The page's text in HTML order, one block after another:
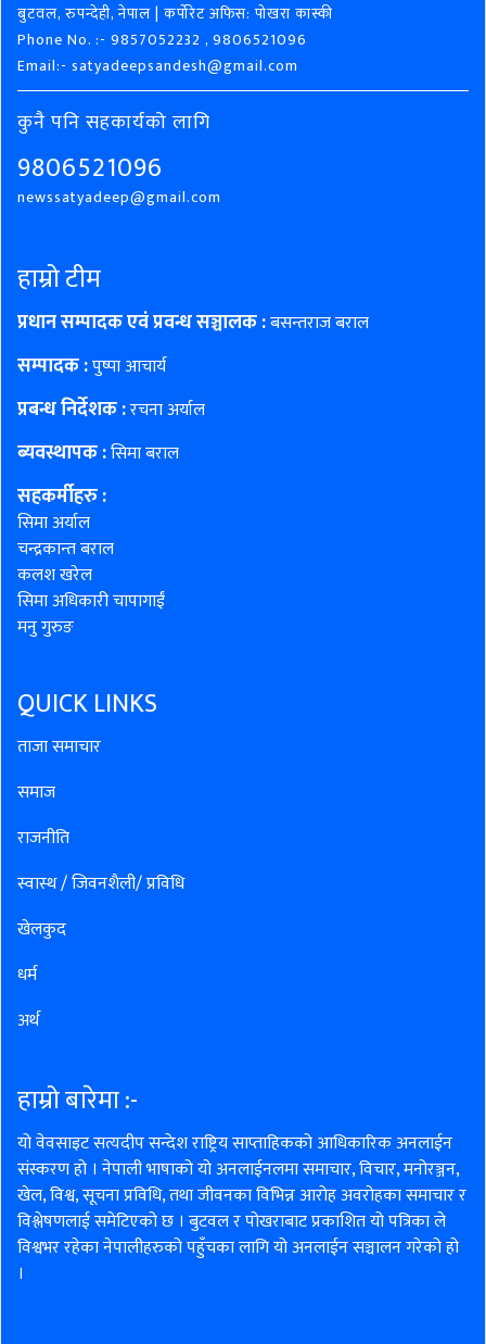
बुटवल, रुपन्देही, नेपाल | कर्पोरेट अफिस: पोखरा कास्की
Phone No. :- 9857052232 , 9806521096
Email:- satyadeepsandesh@gmail.com
कुनै पनि सहकार्यको लागि
9806521096
newssatyadeep@gmail.com
हाम्रो टीम
प्रधान सम्पादक एवं प्रवन्ध सञ्चालक :बसन्तराज बराल
सम्पादक :पुष्पा आचार्य
प्रबन्ध निर्देशक :रचना अर्याल
ब्यवस्थापक :सिमा बराल
सहकर्मीहरु:
सिमा अर्याल
चन्द्रकान्त बराल
कलश खरेल
सिमा अधिकारी चापागाईं
मनु गुरुङ
QUICK LINKS
ताजा समाचार
समाज
राजनीति
स्वास्थ / जिवनशैली/ प्रविधि
खेलकुद
धर्म
अर्थ
हाम्रो बारेमा :-
यो वेवसाइट सत्यदीप सन्देश राष्ट्रिय साप्ताहिकको आधिकारिक अनलाईन
संस्करण हो । नेपाली भाषाको यो अनलाईनलमा समाचार, विचार, मनोरञ्जन,
खेल, विश्व, सूचना प्रविधि, तथा जीवनका विभिन्न आरोह अवरोहका समाचार र
विश्लेषणलाई समेटिएको छ । बुटवल र पोखराबाट प्रकाशित यो पत्रिका ले
विश्वभर रहेका नेपालीहरुको पहुँचका लागि यो अनलाईन सञ्चालन गरेको हो
।